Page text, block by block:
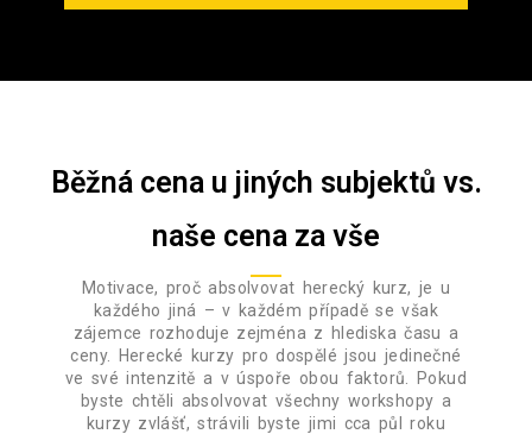
Běžná cena u jiných subjektů vs.
naše cena za vše
Motivace, proč absolvovat herecký kurz, je u
každého jiná – v každém případě se však
zájemce rozhoduje zejména z hlediska času a
ceny. Herecké kurzy pro dospělé jsou jedinečné
ve své intenzitě a v úspoře obou faktorů. Pokud
byste chtěli absolvovat všechny workshopy a
kurzy zvlášť, strávili byste jimi cca půl roku